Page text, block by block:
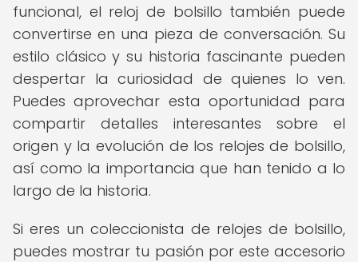
funcional, el reloj de bolsillo también puede
convertirse en una pieza de conversación. Su
estilo clásico y su historia fascinante pueden
despertar la curiosidad de quienes lo ven.
Puedes aprovechar esta oportunidad para
compartir detalles interesantes sobre el
origen y la evolución de los relojes de bolsillo,
así como la importancia que han tenido a lo
largo de la historia.
Si eres un coleccionista de relojes de bolsillo,
puedes mostrar tu pasión por este accesorio